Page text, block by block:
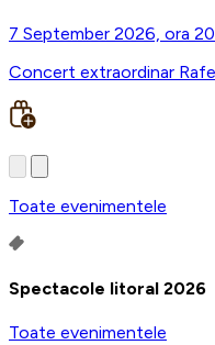
7 September 2026, ora
Concert extraordinar
Toate evenimentele
Spectacole litoral 2026
Toate evenimentele